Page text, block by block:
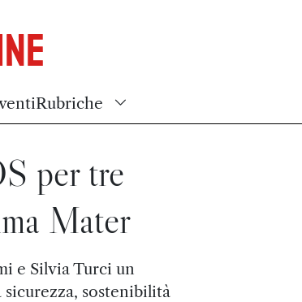
Rubriche
per tre
Mater
e Silvia Turci un
sostenibilità